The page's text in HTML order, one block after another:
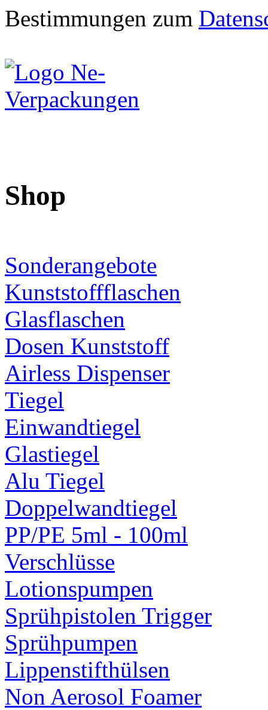
Bestimmungen zum
Shop
Sonderangebote
Kunststoffflaschen
Glasflaschen
Dosen Kunststoff
Airless Dispenser
Tiegel
Einwandtiegel
Glastiegel
Alu Tiegel
Doppelwandtiegel
PP/PE 5ml - 100ml
Verschlüsse
Lotionspumpen
Sprühpistolen Trigger
Sprühpumpen
Lippenstifthülsen
Non Aerosol Foamer